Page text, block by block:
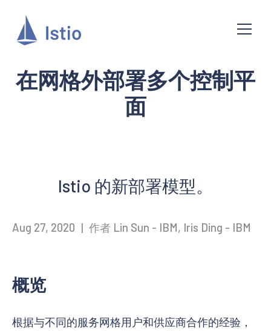
在网格外部署多个控制平
面
Istio 的新部署模型。
Aug 27, 2020 | 作者 Lin Sun - IBM, Iris Ding - IBM
概览
根据与不同的服务网格用户和供应商合作的经验，